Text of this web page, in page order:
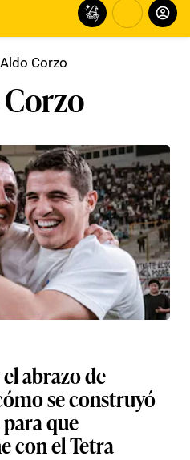
Aldo Corzo
abrazo de
se construyó
que
con el Tetra